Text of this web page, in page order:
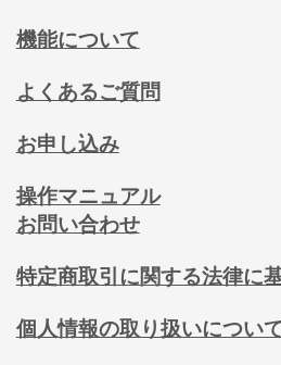
機能について
よくあるご質問
お申し込み
操作マニュアル
お問い合わせ
特定商取引に関する法律に
個人情報の取り扱いについ